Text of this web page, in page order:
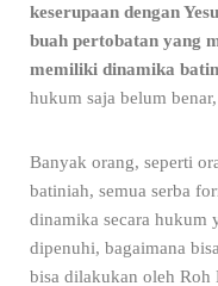
keserupaan dengan
buah pertobatan yang
memiliki dinamika
hukum saja belum
Banyak orang, seperti
batiniah, semua serba
dinamika secara hukum
dipenuhi, bagaimana
bisa dilakukan oleh Roh